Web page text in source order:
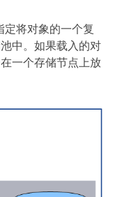
定将对象的一个复
中。如果载入的对
一个存储节点上放